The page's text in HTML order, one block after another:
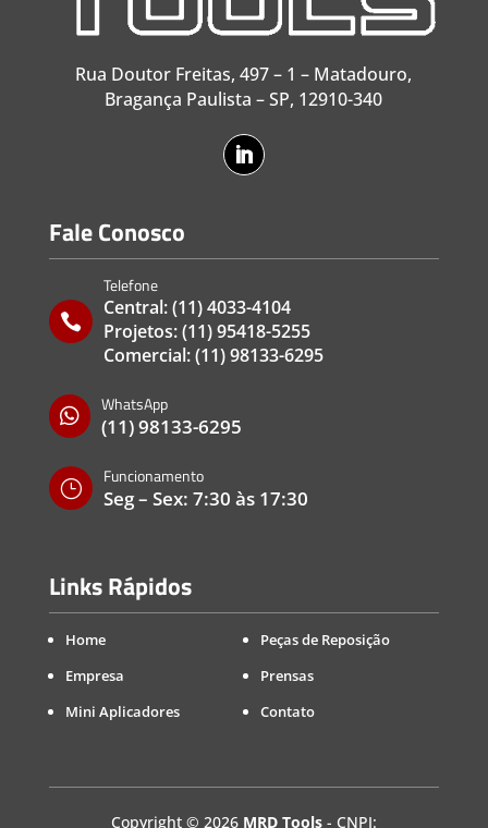
Rua Doutor Freitas, 497 – 1 – Matadouro,
Bragança Paulista – SP, 12910-340
Fale Conosco

Telefone
Central:(11) 4033-4104
Projetos:(11) 95418-5255
Comercial:(11) 98133-6295

WhatsApp
(11) 98133-6295
}
Funcionamento
Seg – Sex: 7:30 às 17:30
Links Rápidos
Home
Empresa
Mini Aplicadores
Peças de Reposição
Prensas
Contato
Copyright © 2026 MRD Tools- CNPJ: